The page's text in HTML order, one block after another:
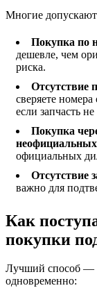
Многие
Покупка по
дешевле, чем
риска.
Отсутствие
сверяете
если запчасть
Покупка
официальных
Отсутствие
важно для
Как
покупки
Лучший способ —
одновременно: